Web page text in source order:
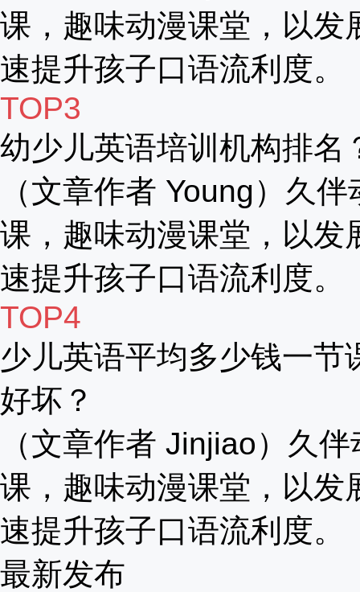
课，趣味动漫课堂，以发
速提升孩子口语流利度。
TOP3
幼少儿英语培训机构排名
（文章作者 Young）久
课，趣味动漫课堂，以发
速提升孩子口语流利度。
TOP4
少儿英语平均多少钱一
好坏？
（文章作者 Jinjiao）久
课，趣味动漫课堂，以发
速提升孩子口语流利度。
最新发布